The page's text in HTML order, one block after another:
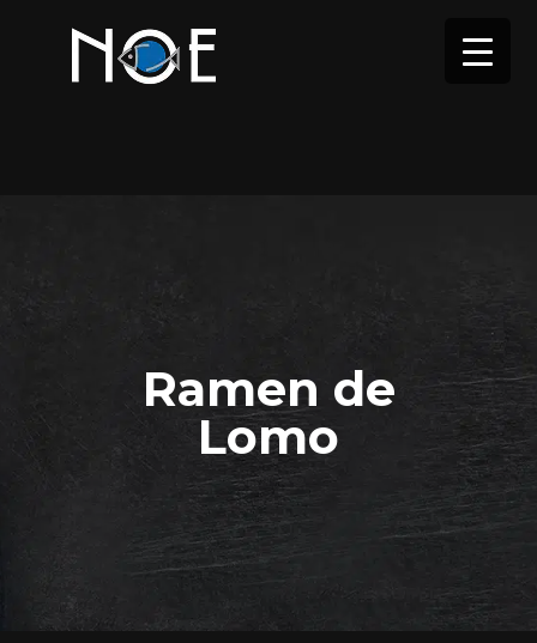
Ramen de
Lomo